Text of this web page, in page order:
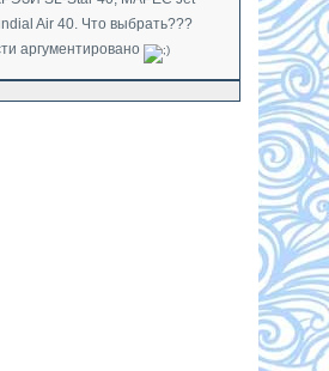
Air 40. Что выбрать???
аргументировано